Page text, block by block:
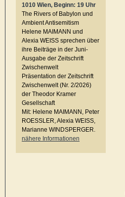
1010 Wien, Beginn: 19 Uhr
The Rivers of Babylon und
Ambient Antisemitism
Helene MAIMANN und
Alexia WEISS sprechen über
ihre Beiträge in der Juni-
Ausgabe der Zeitschrift
Zwischenwelt
Präsentation der Zeitschrift
Zwischenwelt (Nr. 2/2026)
der Theodor Kramer
Gesellschaft
Mit: Helene MAIMANN, Peter
ROESSLER, Alexia WEISS,
Marianne WINDSPERGER.
nähere Informationen